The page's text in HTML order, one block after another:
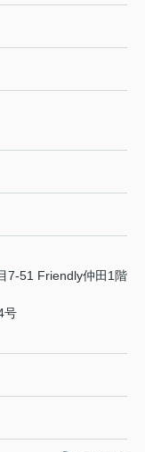
7-51 Friendly仲田1階
号